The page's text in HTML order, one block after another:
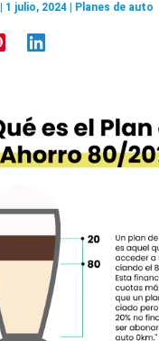
1 julio, 2024 Planes de auto